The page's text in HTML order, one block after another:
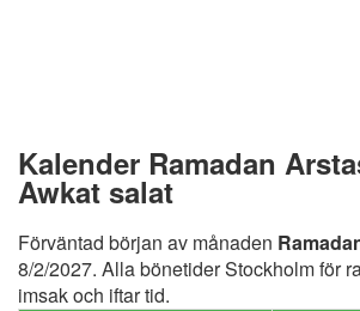
Kalender Ramadan
Awkat salat
Förväntad början av månaden
8/2/2027. Alla bönetider Stockholm för
imsak och iftar tid.